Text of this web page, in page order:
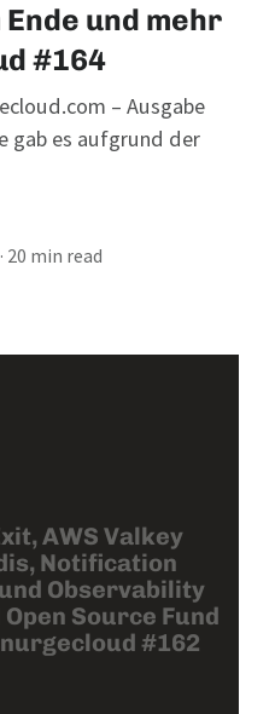
Ende und mehr
#164
– Ausgabe
gab es aufgrund der
· 20 min read
AWS Valkey
Notification
Observability
Source Fund
#162